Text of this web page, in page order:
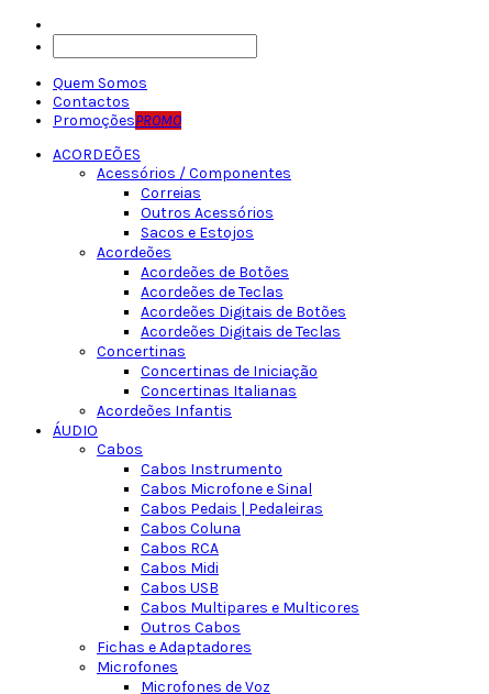
Quem Somos
Contactos
PromoçõesPROMO
ACORDEÕES
Acessórios / Componentes
Correias
Outros Acessórios
Sacos e Estojos
Acordeões
Acordeões de Botões
Acordeões de Teclas
Acordeões Digitais de Botões
Acordeões Digitais de Teclas
Concertinas
Concertinas de Iniciação
Concertinas Italianas
Acordeões Infantis
ÁUDIO
Cabos
Cabos Instrumento
Cabos Microfone e Sinal
Cabos Pedais | Pedaleiras
Cabos Coluna
Cabos RCA
Cabos Midi
Cabos USB
Cabos Multipares e Multicores
Outros Cabos
Fichas e Adaptadores
Microfones
Microfones de Voz